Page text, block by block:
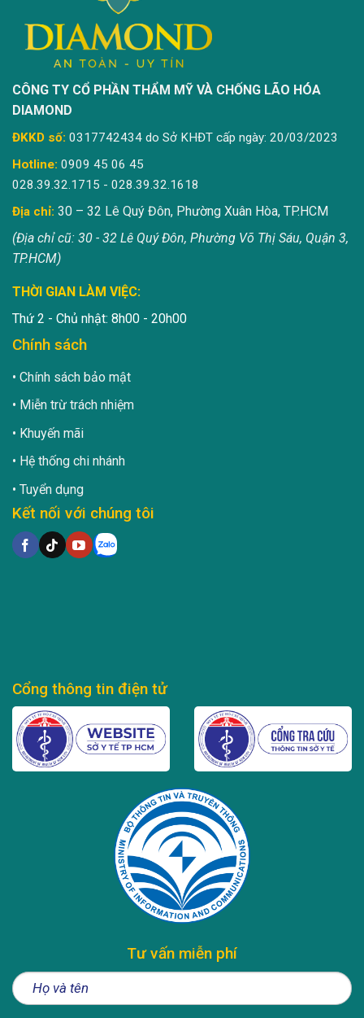
CÔNG TY CỔ PHẦN THẨM MỸ VÀ CHỐNG LÃO HÓA
DIAMOND
ĐKKD số: 0317742434 do Sở KHĐT cấp ngày: 20/03/2023
Hotline: 0909 45 06 45
028.39.32.1715 - 028.39.32.1618
Địa chỉ: 30 – 32 Lê Quý Đôn, Phường Xuân Hòa, TP.HCM
(Địa chỉ cũ: 30 - 32 Lê Quý Đôn, Phường Võ Thị Sáu, Quận 3,
TP.HCM)
THỜI GIAN LÀM VIỆC:
Thứ 2 - Chủ nhật: 8h00 - 20h00
Chính sách
Chính sách bảo mật
Miễn trừ trách nhiệm
Khuyến mãi
Hệ thống chi nhánh
Tuyển dụng
Kết nối với chúng tôi
Cổng thông tin điện tử
Tư vấn miễn phí